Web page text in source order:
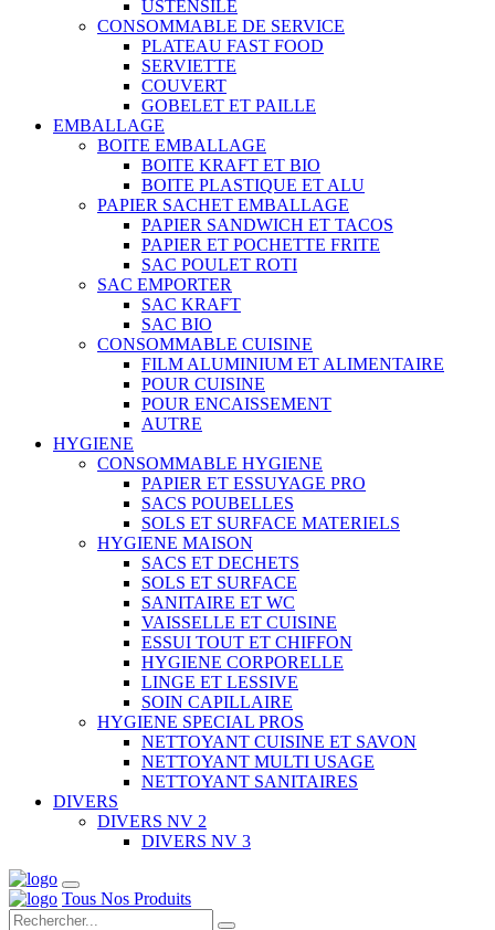
USTENSILE
CONSOMMABLE DE SERVICE
PLATEAU FAST FOOD
SERVIETTE
COUVERT
GOBELET ET PAILLE
EMBALLAGE
BOITE EMBALLAGE
BOITE KRAFT ET BIO
BOITE PLASTIQUE ET ALU
PAPIER SACHET EMBALLAGE
PAPIER SANDWICH ET TACOS
PAPIER ET POCHETTE FRITE
SAC POULET ROTI
SAC EMPORTER
SAC KRAFT
SAC BIO
CONSOMMABLE CUISINE
FILM ALUMINIUM ET ALIMENTAIRE
POUR CUISINE
POUR ENCAISSEMENT
AUTRE
HYGIENE
CONSOMMABLE HYGIENE
PAPIER ET ESSUYAGE PRO
SACS POUBELLES
SOLS ET SURFACE MATERIELS
HYGIENE MAISON
SACS ET DECHETS
SOLS ET SURFACE
SANITAIRE ET WC
VAISSELLE ET CUISINE
ESSUI TOUT ET CHIFFON
HYGIENE CORPORELLE
LINGE ET LESSIVE
SOIN CAPILLAIRE
HYGIENE SPECIAL PROS
NETTOYANT CUISINE ET SAVON
NETTOYANT MULTI USAGE
NETTOYANT SANITAIRES
DIVERS
DIVERS NV 2
DIVERS NV 3
Tous Nos Produits